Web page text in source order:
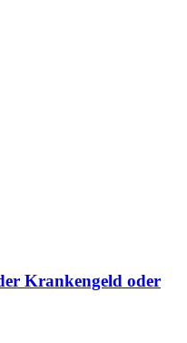
Krankengeld oder